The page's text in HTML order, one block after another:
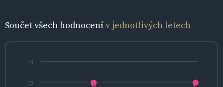
Součet všech hodnocenív jednotlivých letech
13
14